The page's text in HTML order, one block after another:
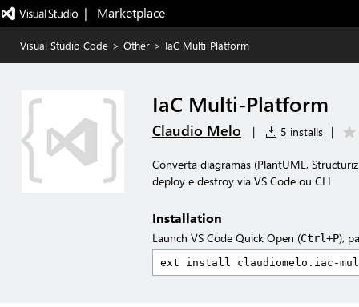
|   Marketplace
Visual Studio Code > Other > IaC Multi-Platform
IaC Multi-Platform
Claudio Melo | 5 installs |
Converta diagramas (PlantUML,
deploy e destroy via VS Code ou CLI
Installation
Launch VS Code Quick Open (Ctrl+P),